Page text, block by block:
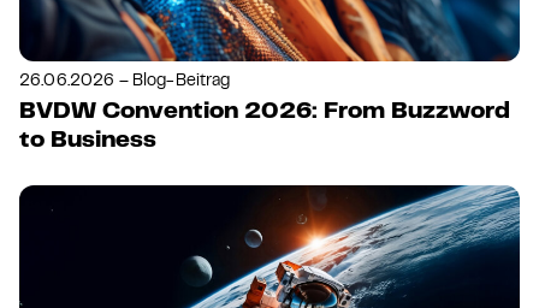
26.06.2026 – Blog-Beitrag
BVDW Convention 2026: From Buzzword
to Business